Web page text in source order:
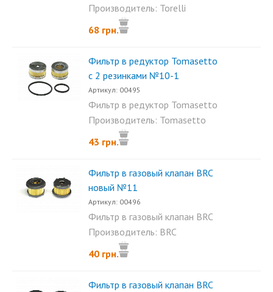
Torelli 12х12 с бумажным...
Производитель: Torelli
68 грн.
Фильтр в редуктор Tomasetto
с 2 резинками №10-1
Артикул: 00495
Фильтр в редуктор Tomasetto
с 2 резинками...
Производитель: Tomasetto
43 грн.
Фильтр в газовый клапан BRC
новый №11
Артикул: 00496
Фильтр в газовый клапан BRC
новый. Размеры:...
Производитель: BRC
40 грн.
Фильтр в газовый клапан BRC